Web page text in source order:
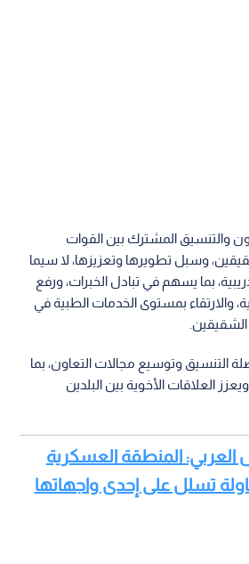
والتنسيق المشترك بين القوات
وسبل تطويرها وتعزيزها، لا سيما
بما يسهم في تبادل الخبرات، ورفع
والارتقاء بمستوى الخدمات الطبية في
الشقيقين.
التنسيق وتوسيع مجالات التعاون، بما
العلاقات الأخوية بين البلدين
العربي: المنطقة العسكرية
تسلل على إحدى واجهاتها